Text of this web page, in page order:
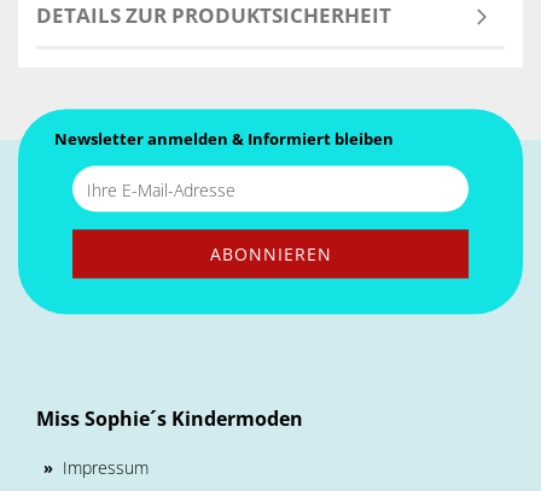
DETAILS ZUR PRODUKTSICHERHEIT
Newsletter anmelden & Informiert bleiben
Miss Sophie´s Kindermoden
» Impressum